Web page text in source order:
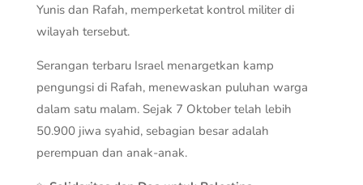
Yunis dan Rafah, memperketat kontrol militer di
wilayah tersebut.
Serangan terbaru Israel menargetkan kamp
pengungsi di Rafah, menewaskan puluhan warga
dalam satu malam. Sejak 7 Oktober telah lebih
50.900 jiwa syahid, sebagian besar adalah
perempuan dan anak-anak.